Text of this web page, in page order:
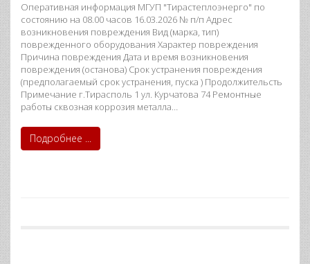
Оперативная информация МГУП "Тирастеплоэнерго" по
состоянию на 08.00 часов 16.03.2026 № п/п Адрес
возникновения повреждения Вид (марка, тип)
поврежденного оборудования Характер повреждения
Причина повреждения Дата и время возникновения
повреждения (останова) Срок устранения повреждения
(предполагаемый срок устранения, пуска ) Продолжительсть
Примечание г.Тирасполь 1 ул. Курчатова 74 Ремонтные
работы сквозная коррозия металла…
Подробнее ...